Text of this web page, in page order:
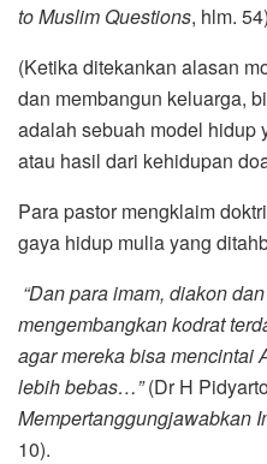
to Muslim Questions, hlm.
(Ketika ditekankan alasan
dan membangun keluarga,
adalah sebuah model hidup
atau hasil dari kehidupan
Para pastor mengklaim
gaya hidup mulia yang
“Dan para imam, diakon
mengembangkan kodrat
agar mereka bisa mencintai
lebih bebas…”(Dr H
Mempertanggungjawabkan
10).